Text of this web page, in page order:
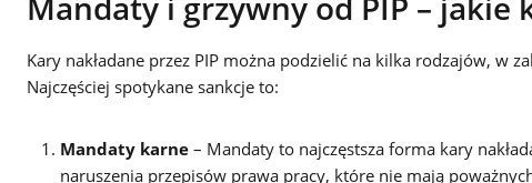
Kary nakładane przez PIP można podzielić na kilka rodzajów, w
Najczęściej spotykane sankcje to:
Mandaty karne – Mandaty to najczęstsza forma kary
naruszenia przepisów prawa pracy, które nie mają